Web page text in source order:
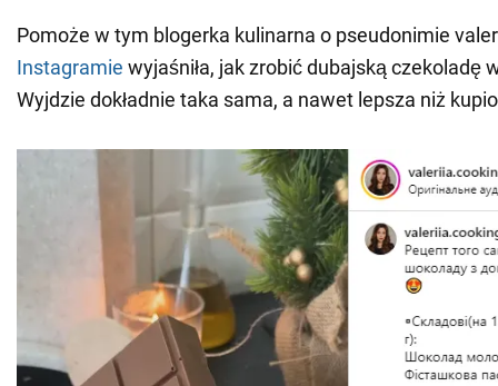
Pomoże w tym blogerka kulinarna o pseudonimie
Instagramie wyjaśniła, jak zrobić dubajską czekoladę
Wyjdzie dokładnie taka sama, a nawet lepsza niż